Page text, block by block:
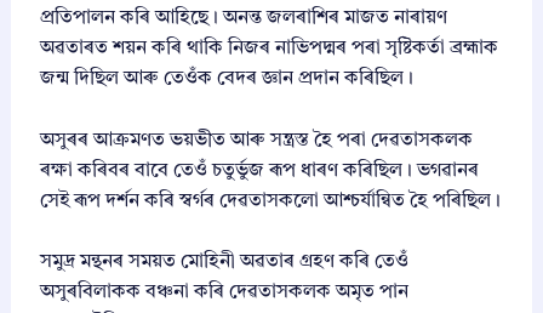
প্ৰতিপালন কৰি আহিছে। অনন্ত জলৰাশিৰ মাজত নাৰায়ণ
অৱতাৰত শয়ন কৰি থাকি নিজৰ নাভিপদ্মৰ পৰা সৃষ্টিকৰ্তা ব্ৰহ্মাক
জন্ম দিছিল আৰু তেওঁক বেদৰ জ্ঞান প্ৰদান কৰিছিল।
অসুৰৰ আক্ৰমণত ভয়ভীত আৰু সন্ত্ৰস্ত হৈ পৰা দেৱতাসকলক
ৰক্ষা কৰিবৰ বাবে তেওঁ চতুৰ্ভুজ ৰূপ ধাৰণ কৰিছিল। ভগৱানৰ
সেই ৰূপ দৰ্শন কৰি স্বৰ্গৰ দেৱতাসকলো আশ্চৰ্যান্বিত হৈ পৰিছিল।
সমুদ্ৰ মন্থনৰ সময়ত মোহিনী অৱতাৰ গ্ৰহণ কৰি তেওঁ
অসুৰবিলাকক বঞ্চনা কৰি দেৱতাসকলক অমৃত পান